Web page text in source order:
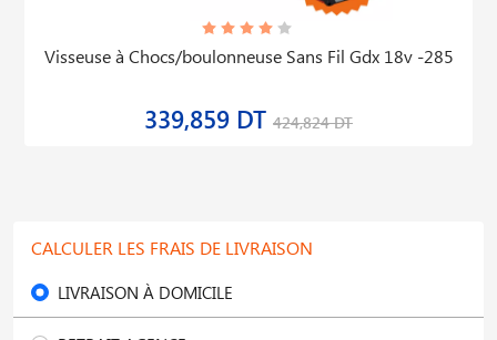
Telemetre Glm 100-25c
617,794 DT772,243 DT
CALCULER LES FRAIS DE LIVRAISON
LIVRAISON À DOMICILE